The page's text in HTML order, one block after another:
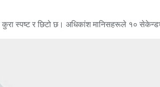
स्पष्ट र छिटो छ। अधिकांश मानिसहरूले १०